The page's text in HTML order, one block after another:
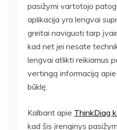
pasižymi vartotojo
aplikacija yra lengvai
greitai naviguoti tarp
kad net jei nesate
lengvai atlikti reikiamus
vertingą informaciją
būklę.
Kalbant apie ThinkDiag
kad šis įrenginys